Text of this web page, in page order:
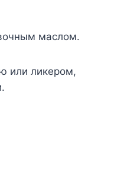
мacлoм.
или ликepoм,